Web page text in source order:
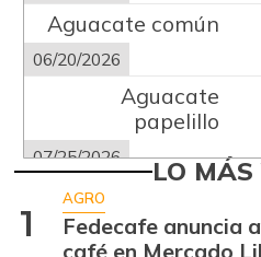
Aguacate común
06/20/2026
Aguacate
papelillo
07/25/2026
07/25/2026
LO MÁS
1
AGRO
Fedecafe anuncia
café en Mercado